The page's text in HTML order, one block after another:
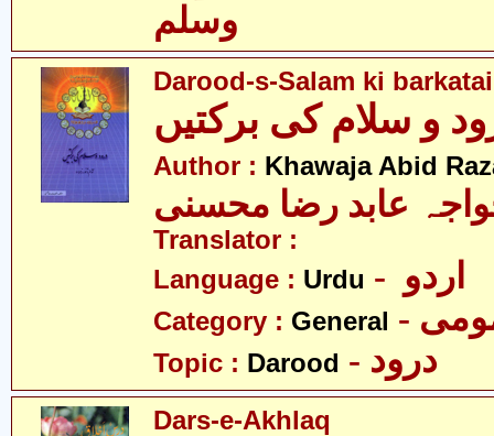
وسلم
Darood-s-Salam ki
Author : Khawaja Abid
عابد رضا محسنی
Translator :
Language : Urdu
Category : General
Topic : Darood - درود
Dars-e-Akhlaq